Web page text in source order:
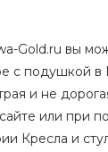
Gold.ru вы
с подушкой
и не
или при
Кресла и